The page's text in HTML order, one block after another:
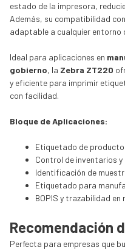
estado de la impresora,
Además, su compatibilidad con
adaptable a cualquier
Ideal para aplicaciones en
gobierno, la Zebra ZT220
y eficiente para imprimir
con facilidad.
Bloque de Aplicaciones:
Etiquetado de
Control de inventarios
Identificación de
Etiquetado para
BOPIS y trazabilidad en
Recomendación
Perfecta para empresas que